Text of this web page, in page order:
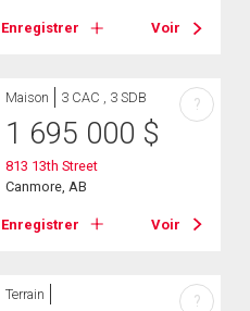
Enregistrer Voir
Maison 3 CAC , 3 SDB
1 695 000 $
813 13th Street
Canmore, AB
Enregistrer Voir
?
Terrain ?